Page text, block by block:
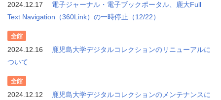
2024.12.17
電子ジャーナル・電子ブックポータル、鹿大Full
Text Navigation（360Link）の一時停止（12/22）
全館
2024.12.16
鹿児島大学デジタルコレクションのリニューアルに
ついて
全館
2024.12.12
鹿児島大学デジタルコレクションのメンテナンスに